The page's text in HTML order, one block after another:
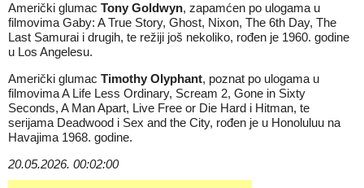
Američki glumac Tony Goldwyn, zapamćen po ulogama u
filmovima Gaby: A True Story, Ghost, Nixon, The 6th Day, The
Last Samurai i drugih, te režiji još nekoliko, rođen je 1960. godine
u Los Angelesu.
Američki glumac Timothy Olyphant, poznat po ulogama u
filmovima A Life Less Ordinary, Scream 2, Gone in Sixty
Seconds, A Man Apart, Live Free or Die Hard i Hitman, te
serijama Deadwood i Sex and the City, rođen je u Honoluluu na
Havajima 1968. godine.
20.05.2026. 00:02:00